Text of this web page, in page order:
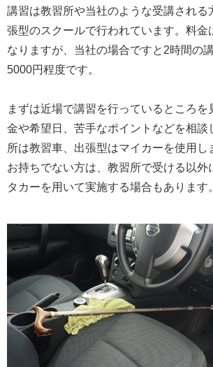
講習は教習所や当社のような受講される
張型のスクールで行われています。料金
なりますが、当社の場合ですと2時間の
5000円程度です。
まずは近場で講習を行っているところを
金や希望日、苦手なポイントなどを相談
所は教習車、出張型はマイカーを使用し
お持ちでない方は、教習所で受ける以外
タカーを用いて実施する場合もあります